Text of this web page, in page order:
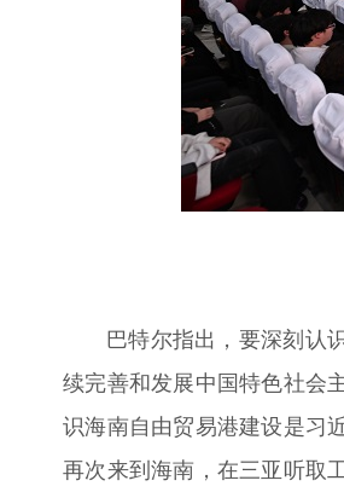
巴特尔指出，要深刻认
续完善和发展中国特色社会
识海南自由贸易港建设是习
再次来到海南，在三亚听取